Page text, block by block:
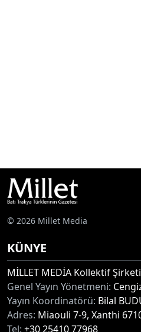
© 2026 Millet Media
KÜNYE
MİLLET MEDİA Kollektif Şirketi
Genel Yayın Yönetmeni:
Yayın Koordinatörü: Bilal
Adres: Miaouli 7-9, Xanthi
Tel: +30 25410 77968